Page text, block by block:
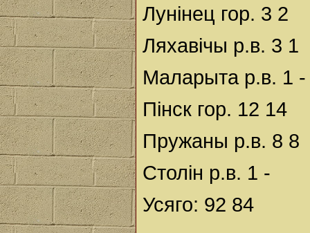
Лунінец гор. 3 2
Ляхавічы р.в. 3 1
Маларыта р.в. 1 -
Пінск гор. 12 14
Пружаны р.в. 8 8
Столін р.в. 1 -
Усяго: 92 84